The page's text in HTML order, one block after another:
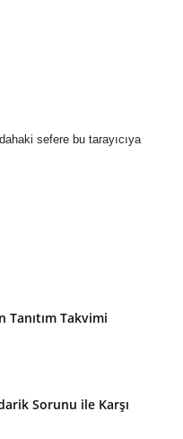
sefere bu tarayıcıya
Tanıtım Takvimi
Sorunu ile Karşı